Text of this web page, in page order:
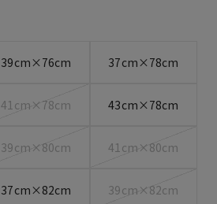
39cm×76cm 37cm×78cm
41cm×78cm 43cm×78cm
39cm×80cm 41cm×80cm
37cm×82cm 39cm×82cm